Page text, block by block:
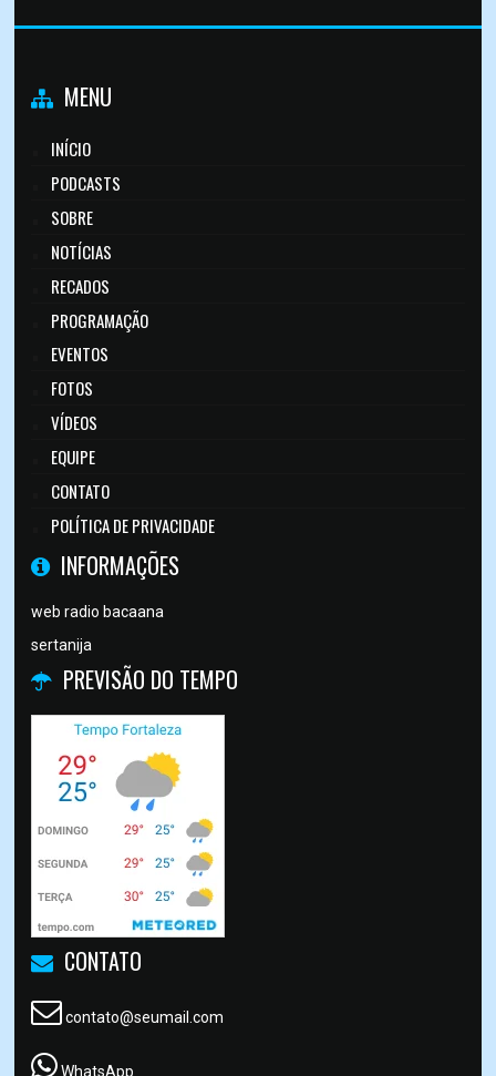
MENU
INÍCIO
PODCASTS
SOBRE
NOTÍCIAS
RECADOS
PROGRAMAÇÃO
EVENTOS
FOTOS
VÍDEOS
EQUIPE
CONTATO
POLÍTICA DE PRIVACIDADE
INFORMAÇÕES
web radio bacaana
sertanija
PREVISÃO DO TEMPO
CONTATO
contato@seumail.com
WhatsApp